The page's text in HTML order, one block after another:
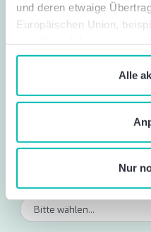
und deren etwaige
Europäischen Union,
Verwaltung von Cookies
dem Klick auf „Cookies
Verwendung von
,
nutzen.
Alle
Nur
Nachname*
Funktion*
Wie sind Sie auf uns